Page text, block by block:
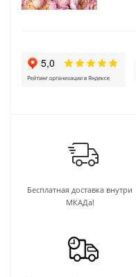
Бесплатная доставка внутри
МКАДа!